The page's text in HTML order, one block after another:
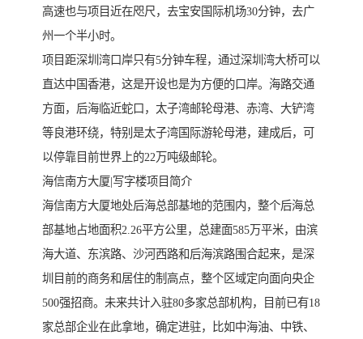
高速也与项目近在咫尺，去宝安国际机场30分钟，去广
州一个半小时。
项目距深圳湾口岸只有5分钟车程，通过深圳湾大桥可以
直达中国香港，这是开设也是为方便的口岸。海路交通
方面，后海临近蛇口，太子湾邮轮母港、赤湾、大铲湾
等良港环绕，特别是太子湾国际游轮母港，建成后，可
以停靠目前世界上的22万吨级邮轮。
海信南方大厦|写字楼项目简介
海信南方大厦地处后海总部基地的范围内，整个后海总
部基地占地面积2.26平方公里，总建面585万平米，由滨
海大道、东滨路、沙河西路和后海滨路围合起来，是深
圳目前的商务和居住的制高点，整个区域定向面向央企
500强招商。未来共计入驻80多家总部机构，目前已有18
家总部企业在此拿地，确定进驻，比如中海油、中铁、